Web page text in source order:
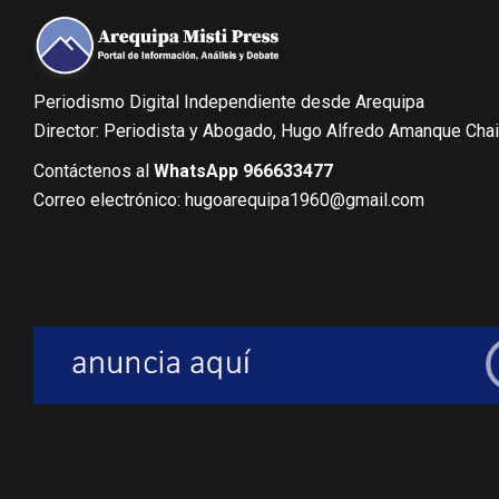
Periodismo Digital Independiente desde Arequipa
Director: Periodista y Abogado, Hugo Alfredo Amanque
Contáctenos al WhatsApp 966633477
Correo electrónico: hugoarequipa1960@gmail.com